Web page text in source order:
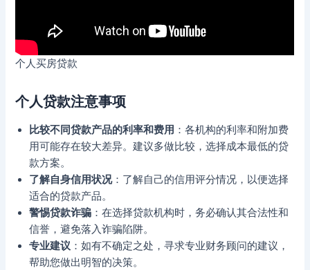
个人买房贷款
个人贷款注意事项
比较不同贷款产品的利率和费用 ：各机构的利率和附加费
用可能存在较大差异。建议多做比较，选择成本最低的贷
款方案。
了解自身信用状况：了解自己的信用评分情况，以便选择
适合的贷款产品。
警惕贷款诈骗 ：在选择贷款机构时，务必确认其合法性和
信誉，避免落入诈骗陷阱。
专业建议 ：如有不确定之处，寻求专业财务顾问的建议，
帮助您做出明智的决策。